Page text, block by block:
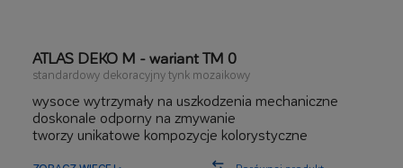
ATLAS DEKO M - wariant TM 0
standardowy dekoracyjny tynk mozaikowy
wysoce wytrzymały na uszkodzenia mechaniczne
doskonale odporny na zmywanie
tworzy unikatowe kompozycje kolorystyczne